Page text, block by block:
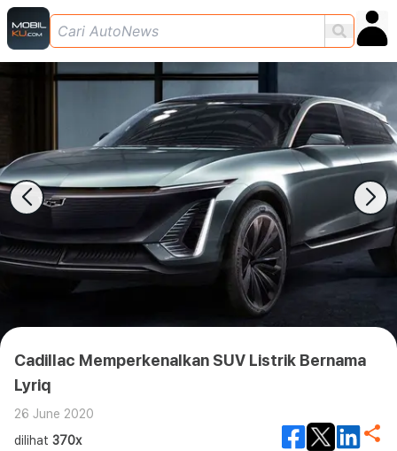
Cadillac Memperkenalkan SUV Listrik Bernama
Lyriq
26 June 2020
dilihat 370x